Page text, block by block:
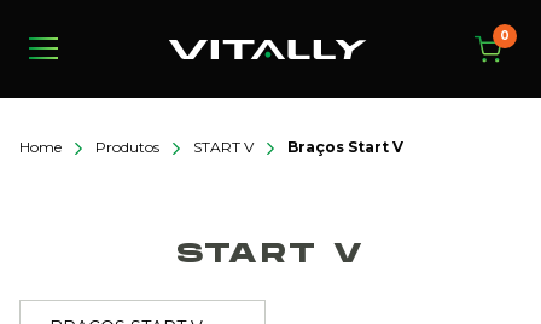
0
Home Produtos START V Braços Start V
START V